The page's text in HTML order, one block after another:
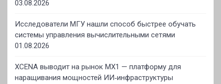
03.08.2026
Исследователи МГУ нашли способ быстрее обучать
системы управления вычислительными сетями
01.08.2026
XCENA выводит на рынок MX1 — платформу для
наращивания мощностей ИИ‑инфраструктуры